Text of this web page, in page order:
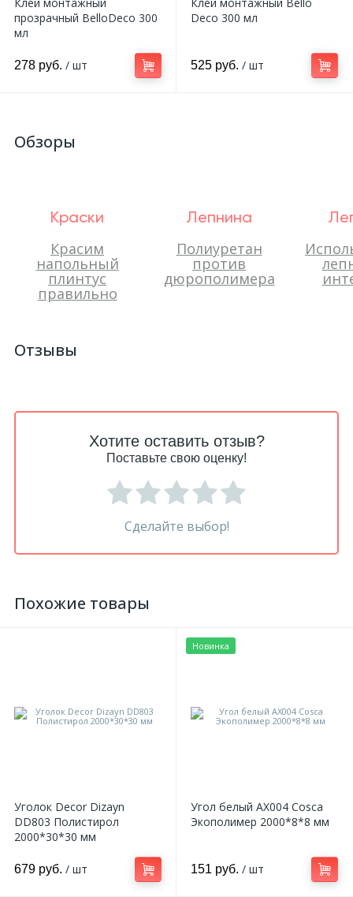
прозрачный BelloDeco 300
мл
278 руб. / шт
Deco 300 мл
525 руб. / шт
Обзоры
Краски
Красим
напольный
плинтус
правильно
Лепнина
Полиуретан
против
дюрополимера
Отзывы
Хотите оставить отзыв?
Поставьте свою оценку!
Сделайте выбор!
Похожие товары
Уголок Decor Dizayn
DD803 Полистирол
2000*30*30 мм
679 руб. / шт
Новинка
Угол белый AX004 Cosca
Экополимер 2000*8*8 мм
151 руб. / шт